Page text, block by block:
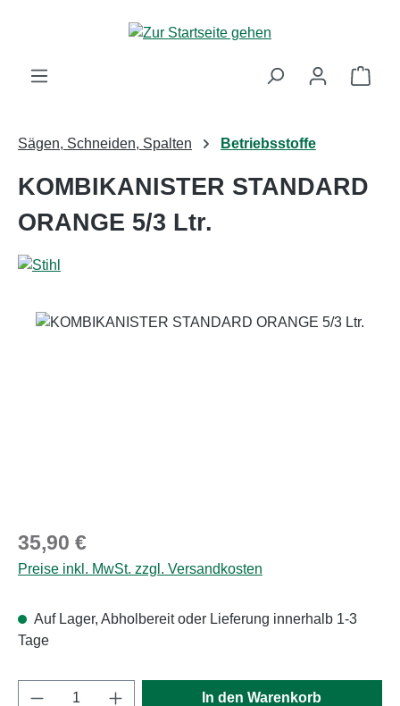
Zum Hauptinhalt springen
Sägen, Schneiden, Spalten Betriebsstoffe
KOMBIKANISTER STANDARD
ORANGE 5/3 Ltr.
Regulärer Preis:
35,90 €
Preise inkl. MwSt. zzgl. Versandkosten
Auf Lager, Abholbereit oder Lieferung innerhalb 1-3
Tage
Produkt Anzahl: Gib den gewünschten
In den Warenkorb